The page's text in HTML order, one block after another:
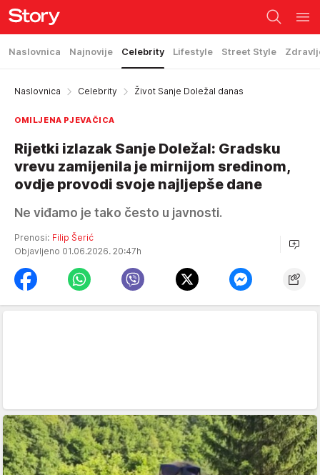
Naslovnica Najnovije Celebrity Lifestyle Street Style
Naslovnica Celebrity Život Sanje Doležal danas
OMILJENA PJEVAČICA
Rijetki izlazak Sanje Doležal: Gradsku
vrevu zamijenila je mirnijom sredinom,
ovdje provodi svoje najljepše dane
Ne viđamo je tako često u javnosti.
Prenosi: Filip Šerić
Objavljeno 01.06.2026. 20:47h